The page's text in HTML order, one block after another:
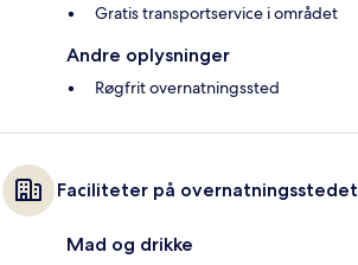
Gratis transportservice i området
Andre oplysninger
Røgfrit overnatningssted
Faciliteter på overnatningsstedet
Mad og drikke